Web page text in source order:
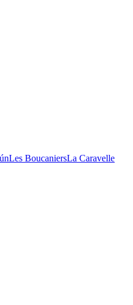
Les BoucaniersLa Caravelle